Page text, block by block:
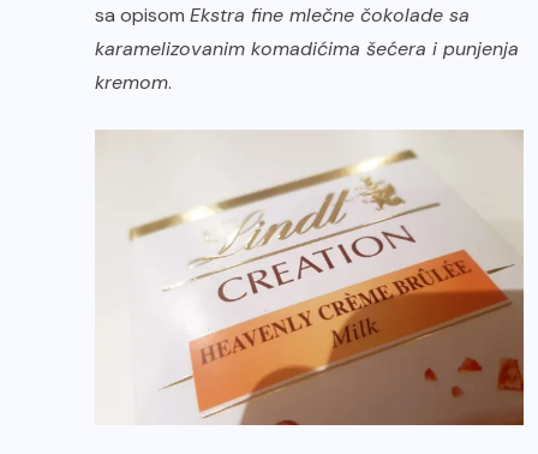
sa opisom Ekstra fine mlečne čokolade sa
karamelizovanim komadićima šećera i punjenja
kremom.